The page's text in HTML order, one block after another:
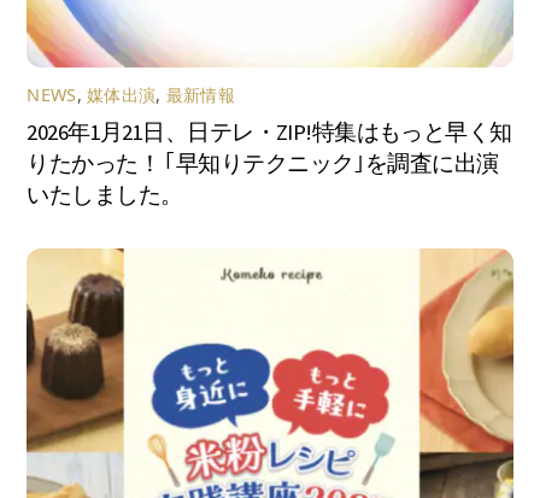
NEWS,媒体出演, 最新情報
2026年1月21日、日テレ・ZIP!特集はもっと早く知
りたかった！ ｢早知りテクニック｣を調査に出演
いたしました。